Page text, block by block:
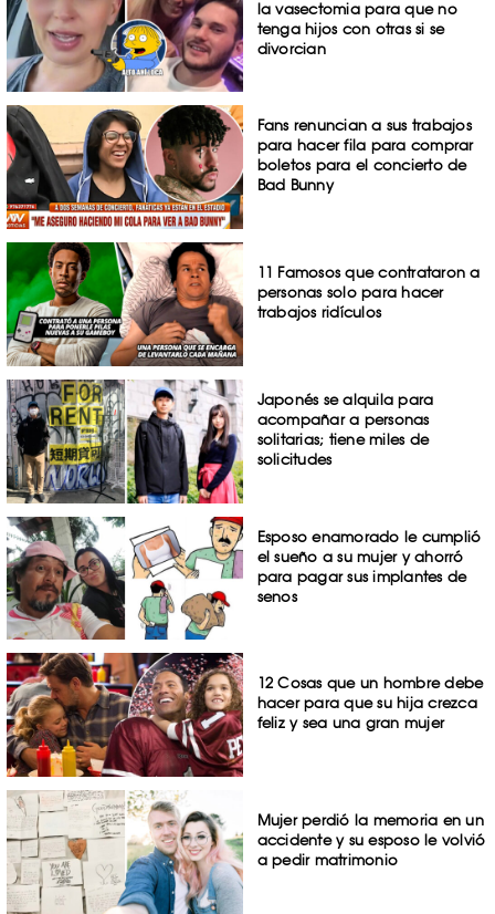
la vasectomia para que no
tenga hijos con otras si se
divorcian
Fans renuncian a sus trabajos
para hacer fila para comprar
boletos para el concierto de
Bad Bunny
11 Famosos que contrataron a
personas solo para hacer
trabajos ridículos
Japonés se alquila para
acompañar a personas
solitarias; tiene miles de
solicitudes
Esposo enamorado le cumplió
el sueño a su mujer y ahorró
para pagar sus implantes de
senos
12 Cosas que un hombre debe
hacer para que su hija crezca
feliz y sea una gran mujer
Mujer perdió la memoria en un
accidente y su esposo le volvió
a pedir matrimonio